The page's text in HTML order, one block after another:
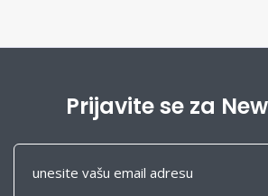
Prijavite se za